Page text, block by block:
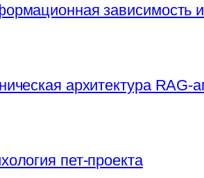
зависимость
архитектура RAG-
пет-проекта